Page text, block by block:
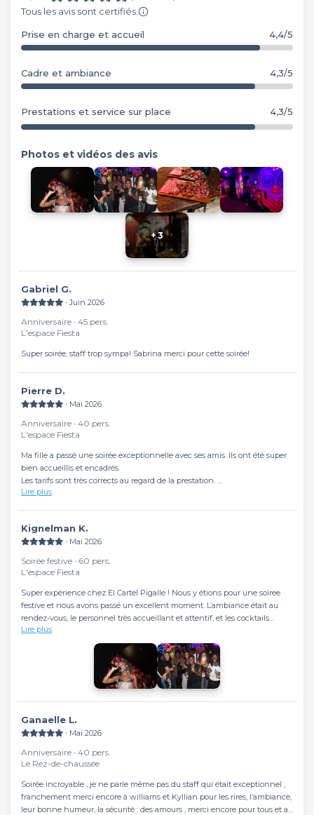
Tous les avis sont certifiés.
Prise en charge et accueil 4,4/5
Cadre et ambiance 4,3/5
Prestations et service sur place 4,3/5
Photos et vidéos des avis
+ 3
Gabriel G.
∙ Juin 2026
Anniversaire ∙ 45 pers.
L'espace Fiesta
Super soirée, staff trop sympa! Sabrina merci pour cette soirée!
Pierre D.
∙ Mai 2026
Anniversaire ∙ 40 pers.
L'espace Fiesta
Ma fille a passé une soirée exceptionnelle avec ses amis. Ils ont été super
bien accueillis et encadrés.
Les tarifs sont très corrects au regard de la prestation.
Merci beaucoup !
Lire plus
Kignelman K.
∙ Mai 2026
Soirée festive ∙ 60 pers.
L'espace Fiesta
Super expérience chez El Cartel Pigalle ! Nous y étions pour une soiree
festive et nous avons passé un excellent moment. L’ambiance était au
rendez-vous, le personnel très accueillant et attentif, et les cocktails
excellents. On sent une vraie bonne énergie dans le lieu. Grand Merci à
toute l’équipe pour ce moment, nous reviendrons avec plaisir !
Lire plus
Ganaelle L.
∙ Mai 2026
Anniversaire ∙ 40 pers.
Le Rez-de-chaussée
Soirée incroyable , je ne parle même pas du staff qui était exceptionnel ,
franchement merci encore à williams et Kyllian pour les rires, l’ambiance,
leur bonne humeur, la sécurité : des amours , merci encore pour tous et au